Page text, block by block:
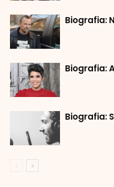
Biografia:
Biografia:
Biografia: